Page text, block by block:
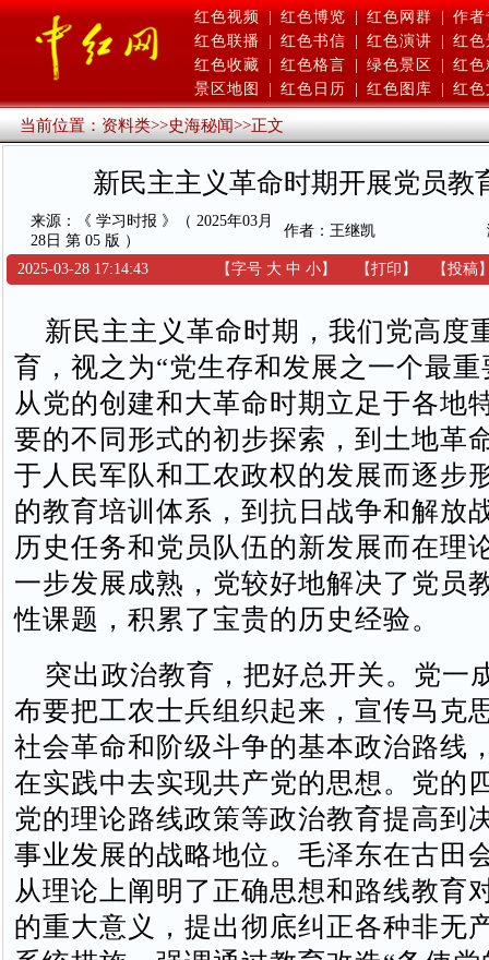
红色视频 | 红色博览 | 红色网群 | 作者
红色联播
红色书信 红色演讲
红色
红色收藏
红色格言 绿色景区
红色
景区地图
红色日历 红色图库 红色
当前位置：资料类>>史海秘闻>>正文
新民主主义革命时期开展党员教
来源：《 学习时报 》（ 2025年03月
28日 第 05 版 ）
作者：王继凯
2025-03-28 17:14:43 【字号 大 中 小】 【打印 】 【投稿
新民主主义革命时期，我们党高度
育，视之为“党生存和发展之一个最重
从党的创建和大革命时期立足于各地
要的不同形式的初步探索，到土地革
于人民军队和工农政权的发展而逐步
的教育培训体系，到抗日战争和解放
历史任务和党员队伍的新发展而在理
一步发展成熟，党较好地解决了党员
性课题，积累了宝贵的历史经验。
突出政治教育，把好总开关。党一
布要把工农士兵组织起来，宣传马克
社会革命和阶级斗争的基本政治路线
在实践中去实现共产党的思想。党的
党的理论路线政策等政治教育提高到
事业发展的战略地位。毛泽东在古田
从理论上阐明了正确思想和路线教育
的重大意义，提出彻底纠正各种非无